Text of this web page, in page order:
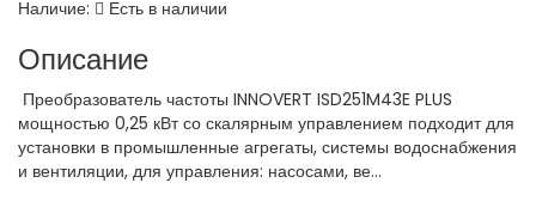
Наличие:
Есть в наличии
Описание
Преобразователь частоты INNOVERT ISD251M43E PLUS
мощностью 0,25 кВт со скалярным управлением подходит для
установки в промышленные агрегаты, системы водоснабжения
и вентиляции, для управления: насосами, ве...